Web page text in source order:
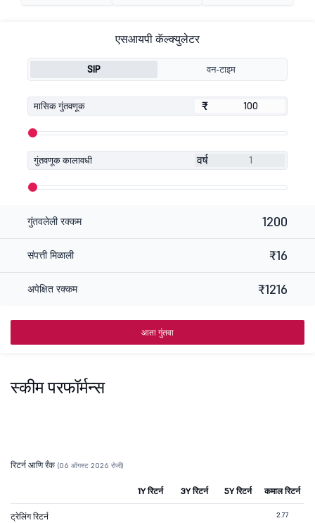
एसआयपी कॅल्क्युलेटर
SIP वन-टाइम
मासिक गुंतवणूक ₹
₹
गुंतवणूक कालावधी वर्ष
गुंतवलेली रक्कम 1200
संपत्ती मिळाली ₹16
अपेक्षित रक्कम ₹1216
आता गुंतवा
स्कीम परफॉर्मन्स
रिटर्न आणि रँक (06 ऑगस्ट 2026 रोजी)
1Y रिटर्न 3Y रिटर्न 5Y रिटर्न कमाल रिटर्न
ट्रेलिंग रिटर्न 2.77